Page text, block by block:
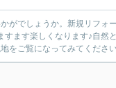
がでしょうか。新規リフォ
ます楽しくなります♪自然